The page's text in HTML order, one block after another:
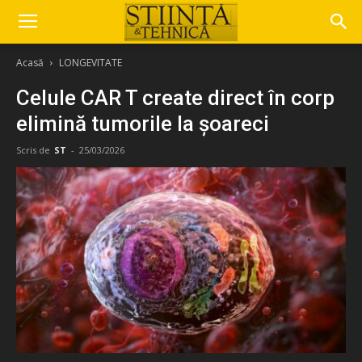
Acasă LONGEVITATE
Celule CAR T create direct în corp
elimină tumorile la șoareci
Scris de ST - 25/03/2026